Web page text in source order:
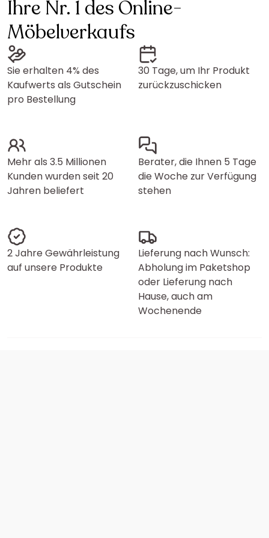
Ihre Nr. 1 des Online-
Möbelverkaufs
Sie erhalten 4% des
Kaufwerts als Gutschein
pro Bestellung
30 Tage, um Ihr Produkt
zurückzuschicken
Mehr als 3.5 Millionen
Kunden wurden seit 20
Jahren beliefert
Berater, die Ihnen 5 Tage
die Woche zur Verfügung
stehen
2 Jahre Gewährleistung
auf unsere Produkte
Lieferung nach Wunsch:
Abholung im Paketshop
oder Lieferung nach
Hause, auch am
Wochenende